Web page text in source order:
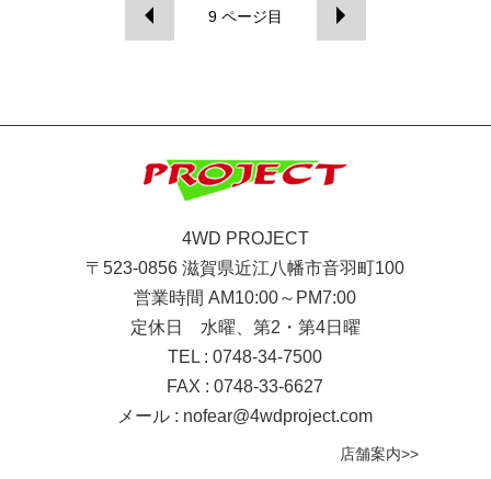
9 ページ目
4WD PROJECT
〒523-0856 滋賀県近江八幡市音羽町100
営業時間 AM10:00～PM7:00
定休日 水曜、第2・第4日曜
TEL : 0748-34-7500
FAX : 0748-33-6627
メール : nofear@4wdproject.com
店舗案内>>